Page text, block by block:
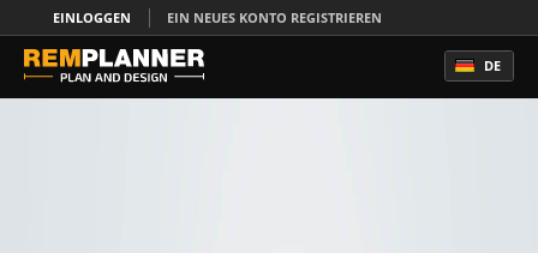
EINLOGGEN EIN NEUES KONTO REGISTRIEREN
DE